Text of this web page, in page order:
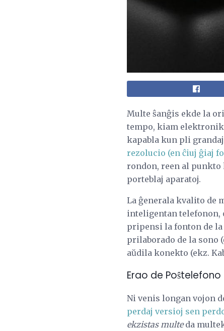
Multe ŝanĝis ekde la
tempo, kiam
kapabla kun pli
rezolucio (en ĉiuj ĝiaj
rondon, reen al
porteblaj aparatoj.
La ĝenerala kvalito de
inteligentan telefonon,
pripensi la fonton de
prilaborado de la sono
aŭdila konekto (ekz.
Erao de Poŝtelefono
Ni venis longan vojon
perdaj versioj sen
ekzistas multeda